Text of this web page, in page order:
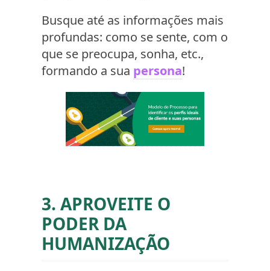
Busque até as informações mais
profundas: como se sente, com o
que se preocupa, sonha, etc.,
formando a sua persona!
3. APROVEITE O
PODER DA
HUMANIZAÇÃO